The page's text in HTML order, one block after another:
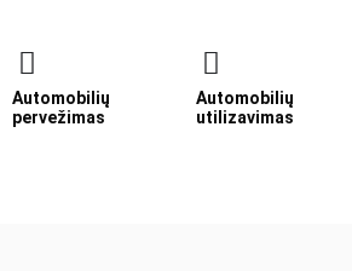
Automobilių
pervežimas
Automobilių
utilizavimas